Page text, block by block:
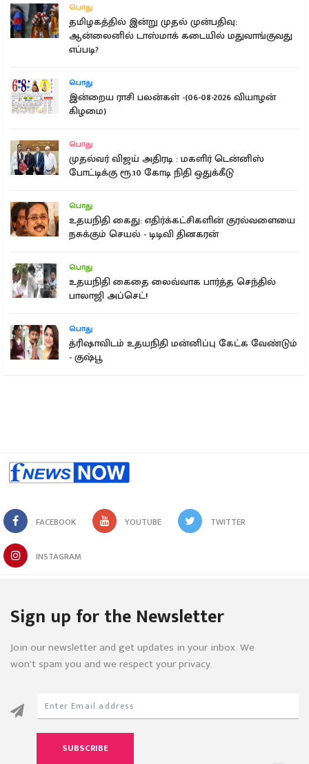
பொது
தமிழகத்தில் இன்று முதல் முன்பதிவு:
ஆன்லைனில் டாஸ்மாக் கடையில் மதுவாங்குவது
எப்படி?
பொது
இன்றைய ராசி பலன்கள் -(06-08-2026 வியாழன்
கிழமை)
பொது
முதல்வர் விஜய் அதிரடி : மகளிர் டென்னிஸ்
போட்டிக்கு ரூ.10 கோடி நிதி ஒதுக்கீடு
பொது
உதயநிதி கைது: எதிர்க்கட்சிகளின் குரல்வளையை
நசுக்கும் செயல் - டிடிவி தினகரன்
பொது
உதயநிதி கைதை லைவ்வாக பார்த்த செந்தில்
பாலாஜி அப்செட்!
பொது
த்ரிஷாவிடம் உதயநிதி மன்னிப்பு கேட்க வேண்டும்
- குஷ்பூ
FACEBOOK YOUTUBE TWITTER
INSTAGRAM
Sign up for the Newsletter
Join our newsletter and get updates in your inbox. We
won’t spam you and we respect your privacy.
SUBSCRIBE